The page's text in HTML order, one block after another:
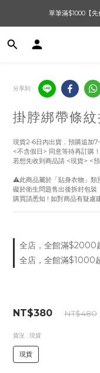
單筆滿$1000【
單筆滿$1000【
8/4 夏季最
分享到
掛脖綁帶條
現貨2-6日內出貨．預購追加
<不含假日> 同意等待再訂購！
若想先收到商品請 <現貨> <預
⚠️此商品屬於「貼身衣物」類
礙於衛生問題售出後拆封包裝
購買請悉知 ! 如對商品有疑慮
全店，全館滿$2000
全店，全館滿$1000
NT$380 NT$480
貨況 : 現貨
現貨